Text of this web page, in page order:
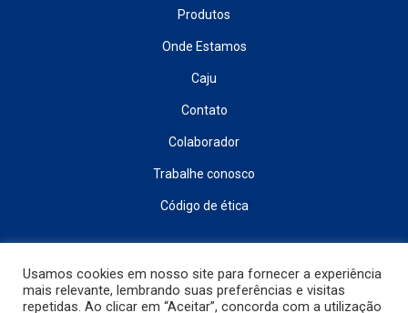
Produtos
Onde Estamos
Caju
Contato
Colaborador
Trabalhe conosco
Código de ética
Usamos cookies em nosso site para fornecer a experiência
mais relevante, lembrando suas preferências e visitas
repetidas. Ao clicar em “Aceitar”, concorda com a utilização